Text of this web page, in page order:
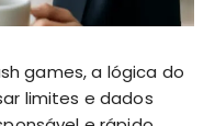
games, a lógica do
limites e dados